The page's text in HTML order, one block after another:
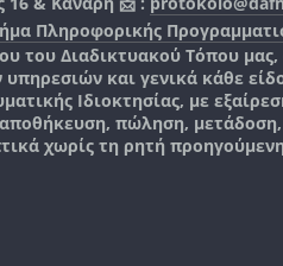
Πληροφορικής
του Διαδικτυακού Τόπου
και γενικά κάθε
Ιδιοκτησίας, με
πώληση,
χωρίς τη ρητή